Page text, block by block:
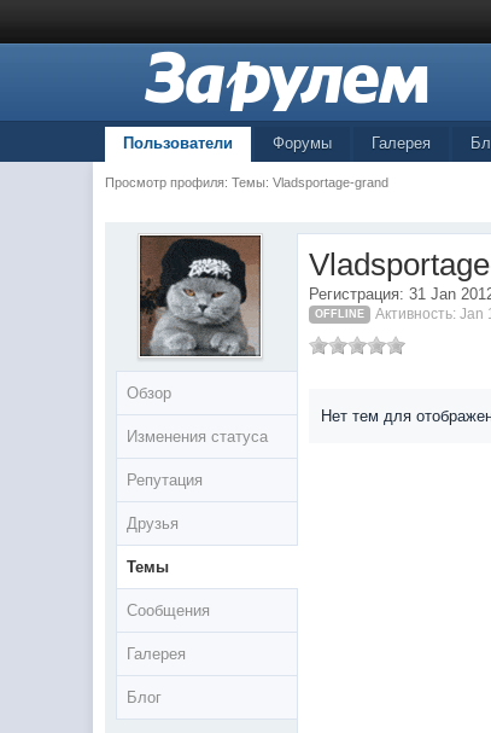
Пользователи Форумы Галерея
Просмотр профиля: Темы: Vladsportage-grand
Обзор
Изменения статуса
Репутация
Друзья
Темы
Сообщения
Галерея
Блог
Регистрация: 31 Jan
OFFLINE Активность: Jan
Нет тем для